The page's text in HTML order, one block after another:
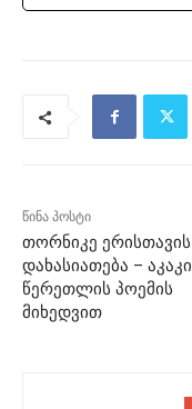
წინა პოსტი
თორნიკე ერისთავის
დახასიათება – აკაკი
წერეთლის პოემის
მიხედვით